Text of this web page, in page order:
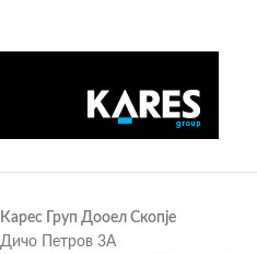
Карес Груп Дооел Скопје
Дичо Петров 3А